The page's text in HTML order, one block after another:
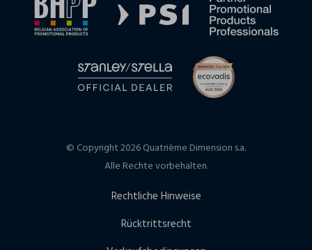
© Copyright 2026 Quatrième Dimension s.a.
Alle Rechte vorbehalten.
Rechtliche Hinweise
Rücktrittsrecht